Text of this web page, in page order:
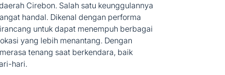
Cirebon. Salah satu keunggulannya
handal. Dikenal dengan performa
untuk dapat menempuh berbagai
yang lebih menantang. Dengan
tenang saat berkendara, baik
hari.
Posted
in
Sewa Mobil Hiace Cirebon Commuter
Luxury Premio Murah
July 30, 2026